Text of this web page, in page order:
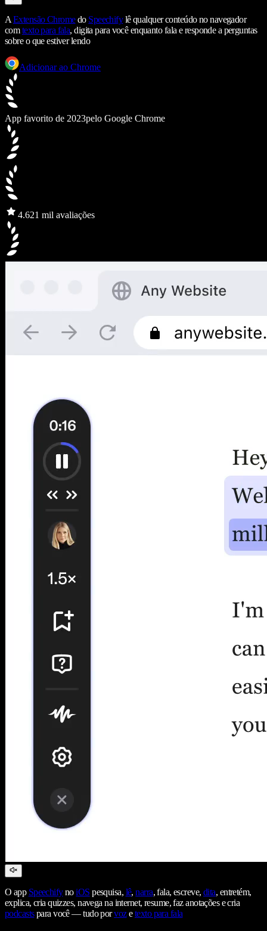
A Extensão Chromedo Speechifylê qualquer conteúdo no navegador
comtexto para fala, digita para você enquanto fala e responde a perguntas
sobre o que estiver lendo
Adicionar ao Chrome
App favorito de 2023pelo Google Chrome
4.621 mil avaliações
O app SpeechifynoiOS pesquisa, lê,narra, fala, escreve,dita, entretém,
explica, cria quizzes, navega na internet, resume, faz anotações e cria
podcastspara você — tudo porvozetexto para fala